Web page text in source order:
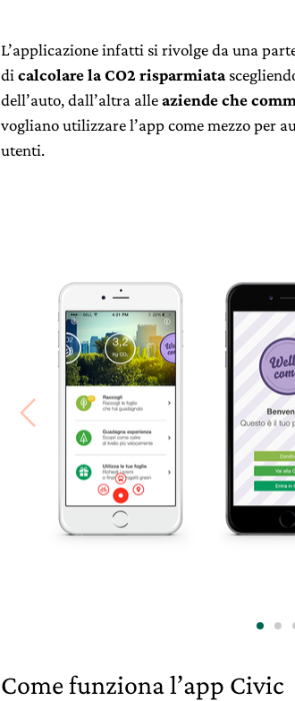
L’applicazione infatti si rivolge da una
di calcolare la CO2 risparmiata
dell’auto, dall’altra alleaziende che
vogliano utilizzare l’app come mezzo per
utenti.
Come funziona l’app Civic